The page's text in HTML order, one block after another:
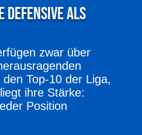
Defensive als
zwar über
Top-10 der Liga,
ihre Stärke:
Position